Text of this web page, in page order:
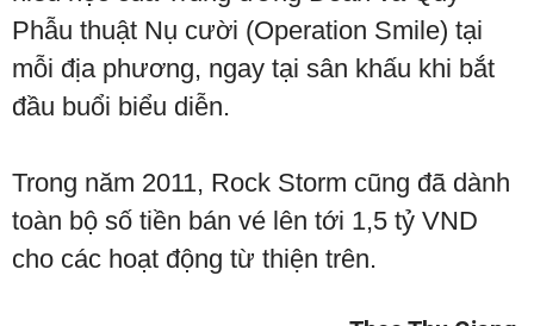
Phẫu thuật Nụ cười (Operation Smile) tại
mỗi địa phương, ngay tại sân khấu khi bắt
đầu buổi biểu diễn.
Trong năm 2011, Rock Storm cũng đã dành
toàn bộ số tiền bán vé lên tới 1,5 tỷ VND
cho các hoạt động từ thiện trên.